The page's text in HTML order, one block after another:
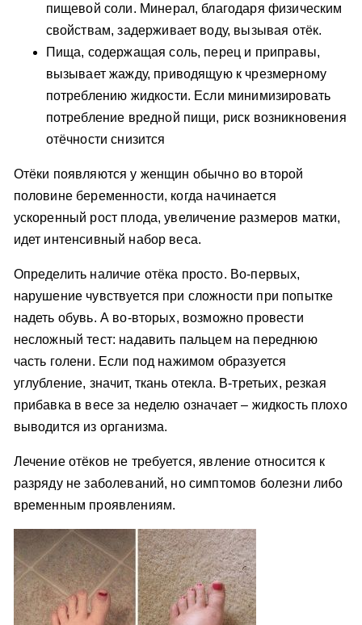
пищевой соли. Минерал, благодаря физическим
свойствам, задерживает воду, вызывая отёк.
Пища, содержащая соль, перец и приправы,
вызывает жажду, приводящую к чрезмерному
потреблению жидкости. Если минимизировать
потребление вредной пищи, риск возникновения
отёчности снизится
Отёки появляются у женщин обычно во второй
половине беременности, когда начинается
ускоренный рост плода, увеличение размеров матки,
идет интенсивный набор веса.
Определить наличие отёка просто. Во-первых,
нарушение чувствуется при сложности при попытке
надеть обувь. А во-вторых, возможно провести
несложный тест: надавить пальцем на переднюю
часть голени. Если под нажимом образуется
углубление, значит, ткань отекла. В-третьих, резкая
прибавка в весе за неделю означает – жидкость плохо
выводится из организма.
Лечение отёков не требуется, явление относится к
разряду не заболеваний, но симптомов болезни либо
временным проявлениям.